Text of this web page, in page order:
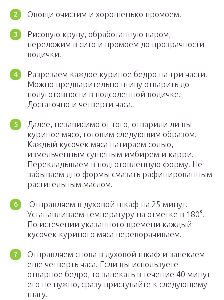
Овощи очистим и хорошенько промоем.
Рисовую крупу, обработанную паром,
переложим в сито и промоем до прозрачности
водички.
Разрезаем каждое куриное бедро на три части.
Можно предварительно птицу отварить до
полуготовности в подсоленной водичке.
Достаточно и четверти часа.
Далее, независимо от того, отварили ли вы
куриное мясо, готовим следующим образом.
Каждый кусочек мяса натираем солью,
измельченным сушеным имбирем и карри.
Перекладываем в подготовленную форму. Не
забываем дно формы смазать рафинированным
растительным маслом.
Отправляем в духовой шкаф на 25 минут.
Устанавливаем температуру на отметке в 180°.
По истечении указанного времени каждый
кусочек куриного мяса переворачиваем.
Отправляем снова в духовой шкаф и запекаем
еще четверть часа. Если вы используете
отварное бедро, то запекать в течение 40 минут
его не нужно, сразу приступайте к следующему
шагу.